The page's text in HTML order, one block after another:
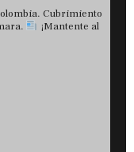
Cubrimiento
¡Mantente al